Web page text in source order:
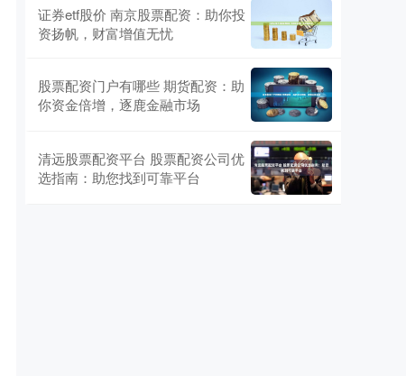
证券etf股价 南京股票配资：助你投
资扬帆，财富增值无忧
股票配资门户有哪些 期货配资：助
你资金倍增，逐鹿金融市场
清远股票配资平台 股票配资公司优
选指南：助您找到可靠平台